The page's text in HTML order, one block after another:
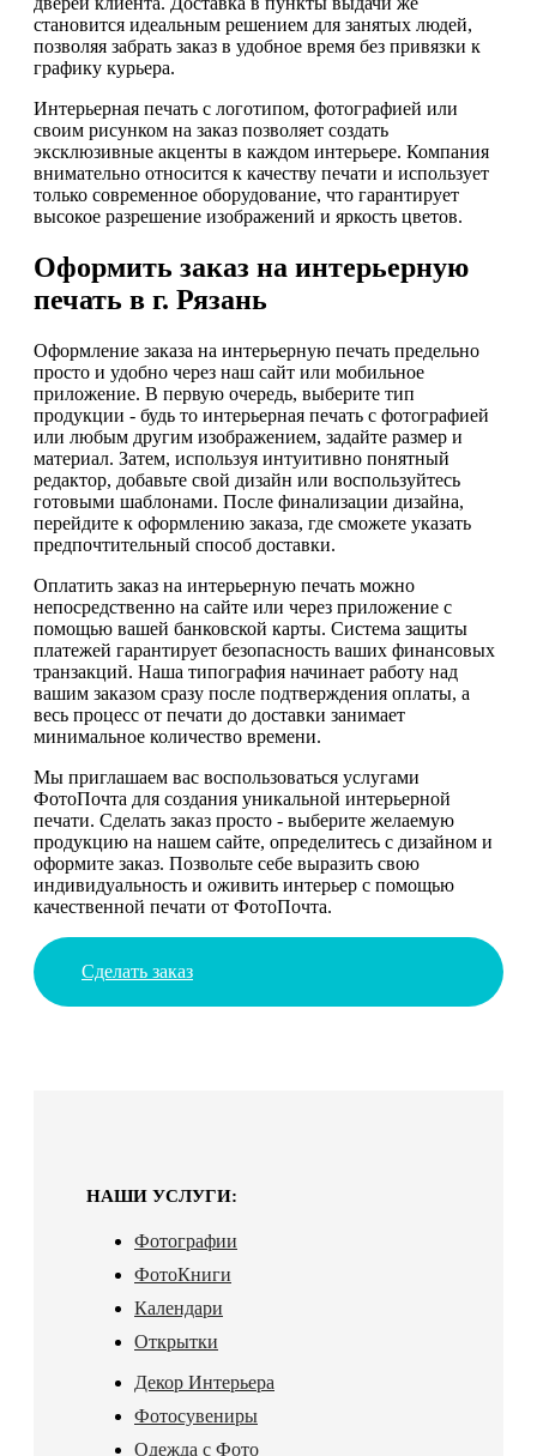
становится идеальным решением для занятых людей,
позволяя забрать заказ в удобное время без привязки к
графику курьера.
Интерьерная печать с логотипом, фотографией или
своим рисунком на заказ позволяет создать
эксклюзивные акценты в каждом интерьере. Компания
внимательно относится к качеству печати и использует
только современное оборудование, что гарантирует
высокое разрешение изображений и яркость цветов.
Оформить заказ на интерьерную
печать в г. Рязань
Оформление заказа на интерьерную печать предельно
просто и удобно через наш сайт или мобильное
приложение. В первую очередь, выберите тип
продукции - будь то интерьерная печать с фотографией
или любым другим изображением, задайте размер и
материал. Затем, используя интуитивно понятный
редактор, добавьте свой дизайн или воспользуйтесь
готовыми шаблонами. После финализации дизайна,
перейдите к оформлению заказа, где сможете указать
предпочтительный способ доставки.
Оплатить заказ на интерьерную печать можно
непосредственно на сайте или через приложение с
помощью вашей банковской карты. Система защиты
платежей гарантирует безопасность ваших финансовых
транзакций. Наша типография начинает работу над
вашим заказом сразу после подтверждения оплаты, а
весь процесс от печати до доставки занимает
минимальное количество времени.
Мы приглашаем вас воспользоваться услугами
ФотоПочта для создания уникальной интерьерной
печати. Сделать заказ просто - выберите желаемую
продукцию на нашем сайте, определитесь с дизайном и
оформите заказ. Позвольте себе выразить свою
индивидуальность и оживить интерьер с помощью
качественной печати от ФотоПочта.
Сделать заказ
НАШИ УСЛУГИ:
Фотографии
ФотоКниги
Календари
Открытки
Декор Интерьера
Фотосувениры
Одежда с Фото